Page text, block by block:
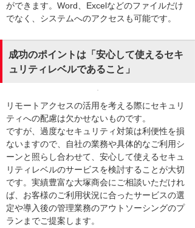
ができます。Word、Excelなどのファイルだけ
でなく、システムへのアクセスも可能です。
成功のポイントは「安心して使えるセキ
ュリティレベルであること」
リモートアクセスの活用を考える際にセキュリ
ティへの配慮は欠かせないものです。
ですが、過度なセキュリティ対策は利便性を損
ないますので、自社の業務や具体的なご利用シ
ーンと照らし合わせて、安心して使えるセキュ
リティレベルのサービスを検討することが大切
です。実績豊富な大塚商会にご相談いただけれ
ば、お客様のご利用状況に合ったサービスの選
定や導入後の管理業務のアウトソーシングのプ
ランまでご提案します。